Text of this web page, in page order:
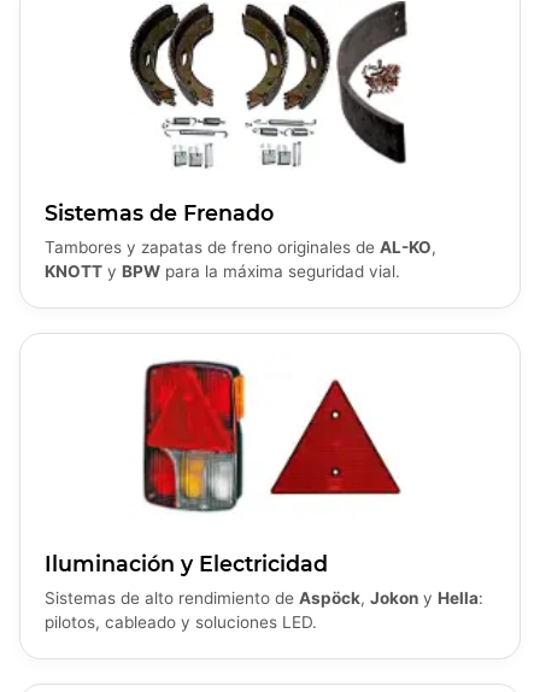
Sistemas de Frenado
Tambores y zapatas de freno originales de AL-KO,
KNOTT y BPW para la máxima seguridad vial.
Iluminación y Electricidad
Sistemas de alto rendimiento de Aspöck, Jokon y Hella:
pilotos, cableado y soluciones LED.